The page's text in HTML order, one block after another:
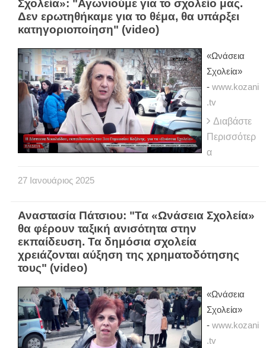
Σχολεία»: "Αγωνιούμε για το σχολείο μας.
Δεν ερωτηθήκαμε για το θέμα, θα υπάρξει
κατηγοριοποίηση" (video)
«Ωνάσεια
Σχολεία»
- www.kozani
.tv
Διαβάστε
Περισσότερ
α
27 Ιανουάριος 2025
Αναστασία Πάτσιου: "Τα «Ωνάσεια Σχολεία»
θα φέρουν ταξική ανισότητα στην
εκπαίδευση. Τα δημόσια σχολεία
χρειάζονται αύξηση της χρηματοδότησης
τους" (video)
«Ωνάσεια
Σχολεία»
- www.kozani
.tv